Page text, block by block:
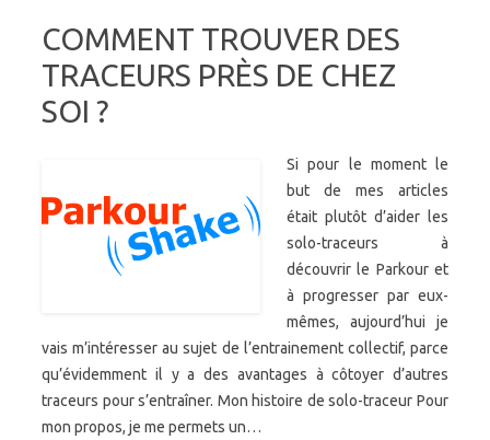
COMMENT TROUVER DES
TRACEURS PRÈS DE CHEZ
SOI ?
Si pour le moment le
but de mes articles
était plutôt d’aider les
solo-traceurs à
découvrir le Parkour et
à progresser par eux-
mêmes, aujourd’hui je
vais m’intéresser au sujet de l’entrainement collectif, parce
qu’évidemment il y a des avantages à côtoyer d’autres
traceurs pour s’entraîner. Mon histoire de solo-traceur Pour
mon propos, je me permets un…